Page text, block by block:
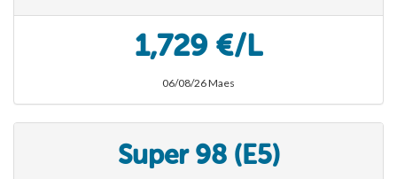
1,729 €/L
06/08/26 Maes
Super 98 (E5)